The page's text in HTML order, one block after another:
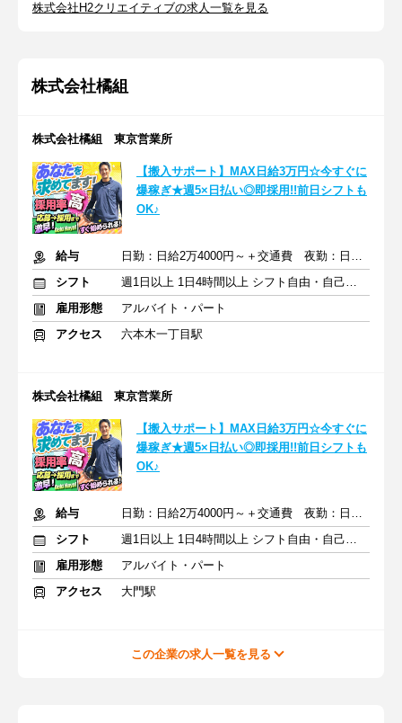
株式会社H2クリエイティブの求人一覧を見る
株式会社橘組
株式会社橘組 東京営業所
【搬入サポート】MAX日給3万円☆今すぐに
爆稼ぎ★週5×日払い◎即採用!!前日シフトも
OK♪
給与
日勤：日給2万4000円～＋交通費 夜勤：日給3万円～＋交通費
シフト
週1日以上 1日4時間以上 シフト自由・自己申告
雇用形態
アルバイト・パート
アクセス
六本木一丁目駅
株式会社橘組 東京営業所
【搬入サポート】MAX日給3万円☆今すぐに
爆稼ぎ★週5×日払い◎即採用!!前日シフトも
OK♪
給与
日勤：日給2万4000円～＋交通費 夜勤：日給3万円～＋交通費
シフト
週1日以上 1日4時間以上 シフト自由・自己申告
雇用形態
アルバイト・パート
アクセス
大門駅
この企業の求人一覧を見る